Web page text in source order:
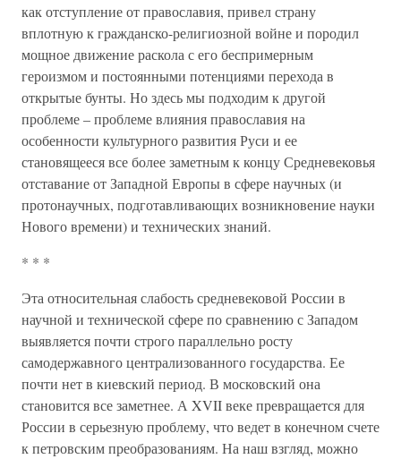
как отступление от православия, привел страну
вплотную к гражданско-религиозной войне и породил
мощное движение раскола с его беспримерным
героизмом и постоянными потенциями перехода в
открытые бунты. Но здесь мы подходим к другой
проблеме – проблеме влияния православия на
особенности культурного развития Руси и ее
становящееся все более заметным к концу Средневековья
отставание от Западной Европы в сфере научных (и
протонаучных, подготавливающих возникновение науки
Нового времени) и технических знаний.
* * *
Эта относительная слабость средневековой России в
научной и технической сфере по сравнению с Западом
выявляется почти строго параллельно росту
самодержавного централизованного государства. Ее
почти нет в киевский период. В московский она
становится все заметнее. А XVII веке превращается для
России в серьезную проблему, что ведет в конечном счете
к петровским преобразованиям. На наш взгляд, можно